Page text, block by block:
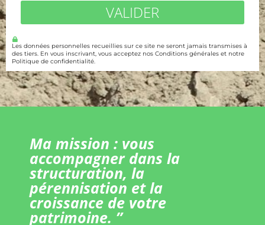
VALIDER
Les données personnelles recueillies sur ce site ne seront jamais transmises à
des tiers. En vous inscrivant, vous acceptez nos Conditions générales et notre
Politique de confidentialité.
Ma mission : vous
accompagner dans la
structuration, la
pérennisation et la
croissance de votre
patrimoine. ”